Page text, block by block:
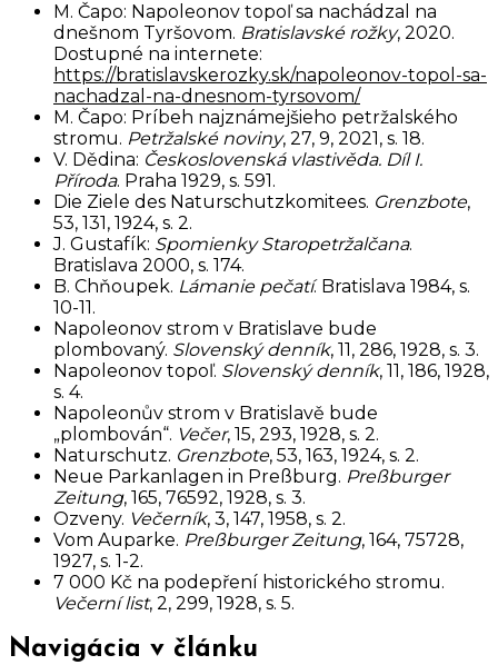
M. Čapo: Napoleonov topoľ sa nachádzal na
dnešnom Tyršovom. Bratislavské rožky, 2020.
Dostupné na internete:
https://bratislavskerozky.sk/napoleonov-topol-sa-
nachadzal-na-dnesnom-tyrsovom/
M. Čapo: Príbeh najznámejšieho petržalského
stromu. Petržalské noviny, 27, 9, 2021, s. 18.
V. Dědina: Československá vlastivěda. Díl I.
Příroda. Praha 1929, s. 591.
Die Ziele des Naturschutzkomitees. Grenzbote,
53, 131, 1924, s. 2.
J. Gustafík: Spomienky Staropetržalčana.
Bratislava 2000, s. 174.
B. Chňoupek. Lámanie pečatí. Bratislava 1984, s.
10-11.
Napoleonov strom v Bratislave bude
plombovaný. Slovenský denník, 11, 286, 1928, s. 3.
Napoleonov topoľ. Slovenský denník, 11, 186, 1928,
s. 4.
Napoleonův strom v Bratislavě bude
„plombován“. Večer, 15, 293, 1928, s. 2.
Naturschutz. Grenzbote, 53, 163, 1924, s. 2.
Neue Parkanlagen in Preßburg. Preßburger
Zeitung, 165, 76592, 1928, s. 3.
Ozveny. Večerník, 3, 147, 1958, s. 2.
Vom Auparke. Preßburger Zeitung, 164, 75728,
1927, s. 1-2.
7 000 Kč na podepření historického stromu.
Večerní list, 2, 299, 1928, s. 5.
Navigácia v článku